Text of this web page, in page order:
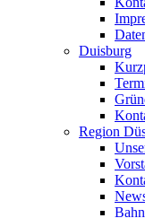
Duisburg
Region